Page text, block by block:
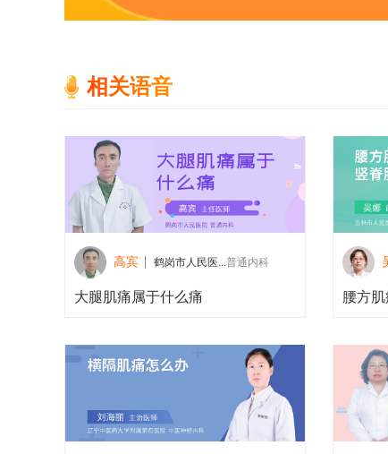
相关语音
高宾 鹤岗市人民医...普通内科
大腿肌痛属于什么痛 腰方